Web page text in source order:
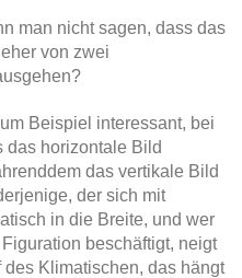
man nicht sagen, dass das
von zwei
Beispiel interessant, bei
das horizontale Bild
das vertikale Bild
der sich mit
in die Breite, und wer
beschäftigt, neigt
Klimatischen, das hängt